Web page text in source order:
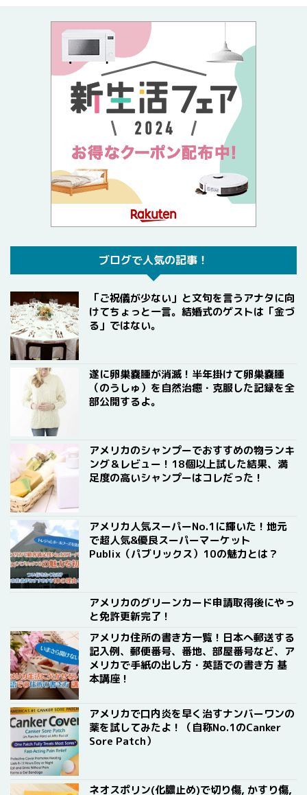
ブログで人気の記事！
「ご祝儀が少ない」と文句を言うアナタに向
けてちょっと一言。結婚式のゲストは「金づ
る」ではない。
遂に卵巣嚢腫が消滅！半年掛けて卵巣嚢腫
（のうしゅ）を自然治癒・克服した記録を全
部公開するよ。
アメリカのシャンプーでおすすめの物ランキ
ング＆レビュー！18個以上試した結果、満
足度の高いシャンプーはコレだった！
アメリカ人気スーパーNo.1に輝いた！地元
で超人気&優良スーパーマーケット
Publix（パブリックス）10の魅力とは？
アメリカのグリーンカード申請取得後にやっ
と免許更新完了！
アメリカ住所の書き方一覧！日本へ郵送する
記入例、郵便番号、番地、部屋番号など、ア
メリカで手紙の出し方・英語での書き方 基
本講座！
アメリカで口内炎を早く治すナンバーワンの
薬を試してみたよ！（自称No.1のCanker
Sore Patch）
ネオスポリン(化膿止め)で切り傷, かすり傷,